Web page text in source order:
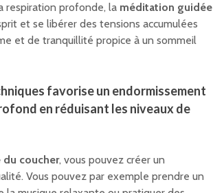
respiration profonde, la méditation guidée
et se libérer des tensions accumulées
et de tranquillité propice à un sommeil
favorise un endormissement
en réduisant les niveaux de
du coucher, vous pouvez créer un
Vous pouvez par exemple prendre un